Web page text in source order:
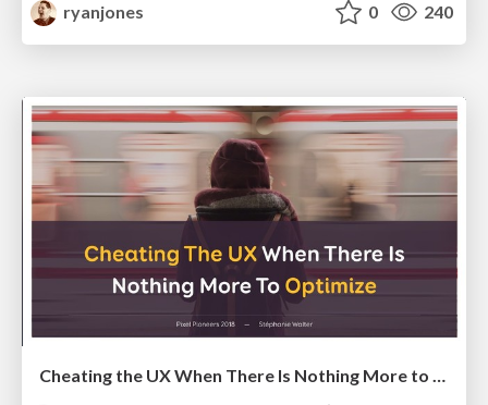
ryanjones
0 240
Cheating the UX When There Is Nothing More to Optimize - PixelPioneers